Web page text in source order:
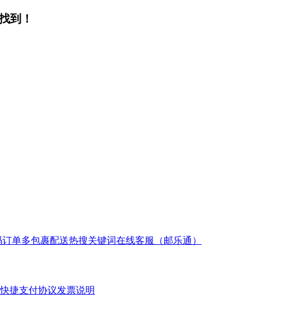
到！
订单多包裹配送热搜关键词在线客服（邮乐通）
捷支付协议发票说明